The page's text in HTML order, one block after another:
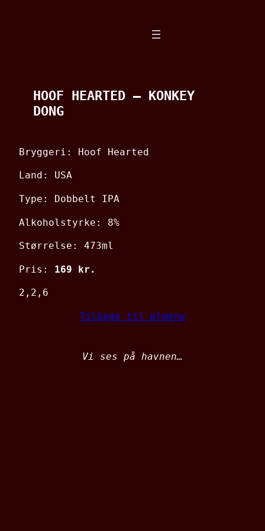
HOOF HEARTED – KONKEY
DONG
Bryggeri: Hoof Hearted
Land: USA
Type: Dobbelt IPA
Alkoholstyrke: 8%
Størrelse: 473ml
Pris: 169 kr.
2,2,6
Tilbage til ølmenu
Vi ses på havnen…